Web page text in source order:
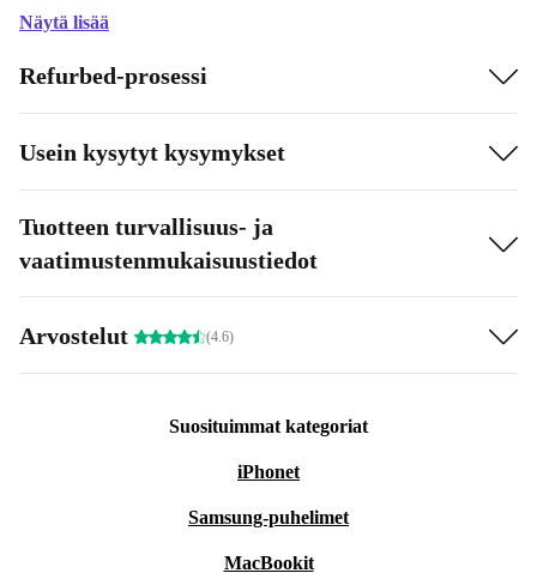
Näytä lisää
Refurbed-prosessi
Usein kysytyt kysymykset
Tuotteen turvallisuus- ja
vaatimustenmukaisuustiedot
Arvostelut (4.6)
Suosituimmat kategoriat
iPhonet
Samsung-puhelimet
MacBookit